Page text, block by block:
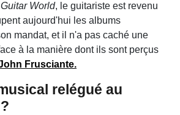
Guitar World, le guitariste est revenu
aujourd'hui les albums
mandat, et il n'a pas caché une
à la manière dont ils sont perçus
Frusciante.
relégué au